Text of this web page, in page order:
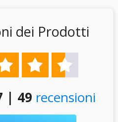
dei Prodotti
 
| 49 recensioni